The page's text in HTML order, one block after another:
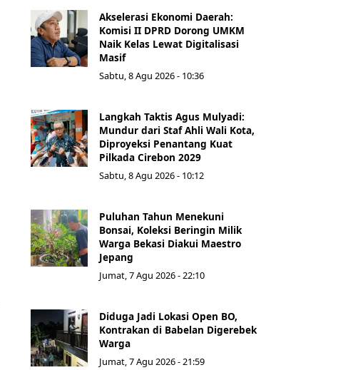
Akselerasi Ekonomi Daerah:
Komisi II DPRD Dorong UMKM
Naik Kelas Lewat Digitalisasi
Masif
Sabtu, 8 Agu 2026 - 10:36
Langkah Taktis Agus Mulyadi:
Mundur dari Staf Ahli Wali Kota,
Diproyeksi Penantang Kuat
Pilkada Cirebon 2029
Sabtu, 8 Agu 2026 - 10:12
Puluhan Tahun Menekuni
Bonsai, Koleksi Beringin Milik
Warga Bekasi Diakui Maestro
Jepang
Jumat, 7 Agu 2026 - 22:10
Diduga Jadi Lokasi Open BO,
Kontrakan di Babelan Digerebek
Warga
Jumat, 7 Agu 2026 - 21:59